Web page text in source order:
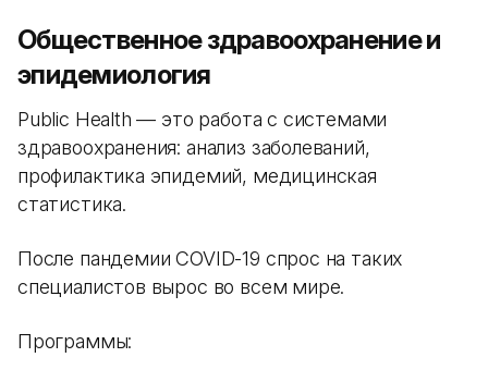
Общественное здравоохранение и
эпидемиология
Public Health — это работа с системами
здравоохранения: анализ заболеваний,
профилактика эпидемий, медицинская
статистика.
После пандемии COVID-19 спрос на таких
специалистов вырос во всем мире.
Программы: